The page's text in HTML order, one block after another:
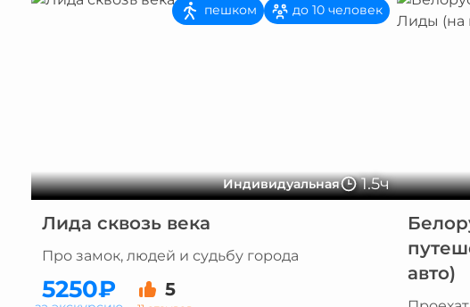
Индивидуальная 1.5ч
пешком до 10 человек
Лида сквозь века
Про замок, людей и судьбу города
5250₽ 5
авто)